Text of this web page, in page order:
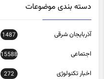
دسته بندی موضوعات
آذربایجان شرقی 1487
اجتماعی 15588
اخبار تکنولوژی 272